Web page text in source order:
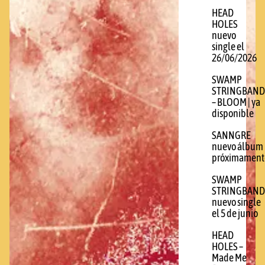
HEAD
HOLES
nuevo
single el
26/06/2026
SWAMP
STRINGBAND
– BLOOM | ya
disponible
SANNGRE
nuevo álbum
SWAMP
STRINGBAND
nuevo single
el 5 de junio
HEAD
HOLES –
Made Me